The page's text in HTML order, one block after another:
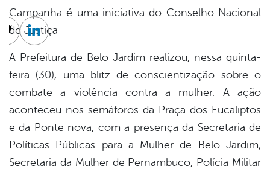
Campanha é uma iniciativa do Conselho Nacional
de Justiça
A Prefeitura de Belo Jardim realizou, nessa quinta-
feira (30), uma blitz de conscientização sobre o
combate a violência contra a mulher. A ação
aconteceu nos semáforos da Praça dos Eucaliptos
e da Ponte nova, com a presença da Secretaria de
Políticas Públicas para a Mulher de Belo Jardim,
Secretaria da Mulher de Pernambuco, Polícia Militar
TwitterLinkedin